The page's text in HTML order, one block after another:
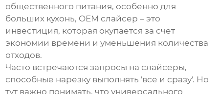
общественного питания, особенно для
больших кухонь, OEM слайсер – это
инвестиция, которая окупается за счет
экономии времени и уменьшения количества
отходов.
Часто встречаются запросы на слайсеры,
способные нарезку выполнять 'все и сразу'. Но
тут важно понимать, что универсального